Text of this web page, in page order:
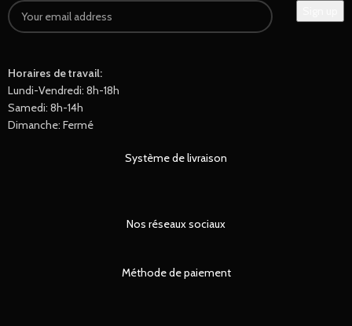
Horaires de travail:
Lundi-Vendredi: 8h-18h
Samedi: 8h-14h
Dimanche: Fermé
Système de livraison
Nos réseaux sociaux
Méthode de paiement